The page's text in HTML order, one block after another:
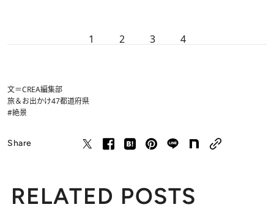
1 2 3 4
文＝CREA編集部
旅＆お出かけ47都道府県
#絶景
Share
RELATED POSTS